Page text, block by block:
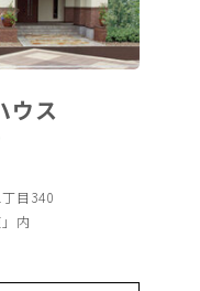
ウス
目340
内